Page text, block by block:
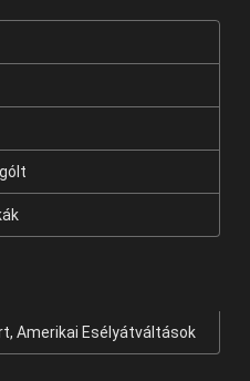
Amerikai Esélyátváltások